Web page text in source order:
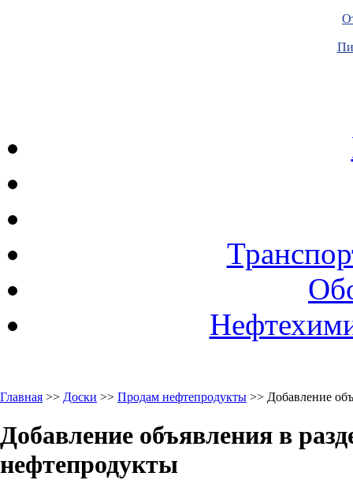
Главная >> Доски >> Продам нефтепродукты >> Добавление
Добавление объявления в
нефтепродукты